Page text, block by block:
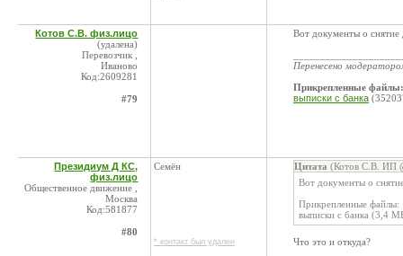
Котов С.В. физ.лицо
(удалена)
Перевозчик ,
Иваново
Код:2609281
#79
Вот документы о
Перенесено
Прикрепленные файлы:
выписки с банка
Президиум Д КС,
физ.лицо
Общественное движение ,
Москва
Код:581877
#80
Семён
* контакт был удален
Цитата (Котов С.В. ИП
Вот документы о
Прикрепленные файлы:
выписки с банка (3,4
Что это и откуда?